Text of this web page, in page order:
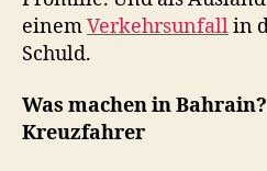
einemVerkehrsunfallin
Schuld.
Was machen in
Kreuzfahrer